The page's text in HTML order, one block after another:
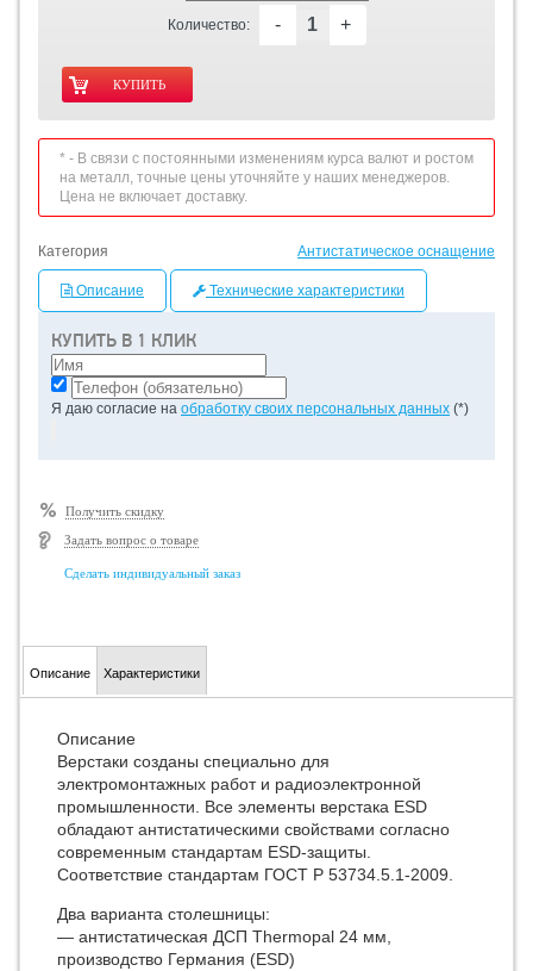
КУПИТЬ В 1 КЛИК
Я даю согласие на обработку своих персональных данных (*)
Получить скидку
Задать вопрос о товаре
Сделать индивидуальный заказ
Количество: - +
* - В связи с постоянными изменениям курса валют и ростом
на металл, точные цены уточняйте у наших менеджеров.
Цена не включает доставку.
Категория Антистатическое оснащение
Описание Технические характеристики
Описание Характеристики
Описание
Верстаки созданы специально для
электромонтажных работ и радиоэлектронной
промышленности. Все элементы верстака ESD
обладают антистатическими свойствами согласно
современным стандартам ESD-защиты.
Соответствие стандартам ГОСТ Р 53734.5.1-2009.
Два варианта столешницы:
— антиcтатическая ДСП Thermopal 24 мм,
производство Германия (ESD)